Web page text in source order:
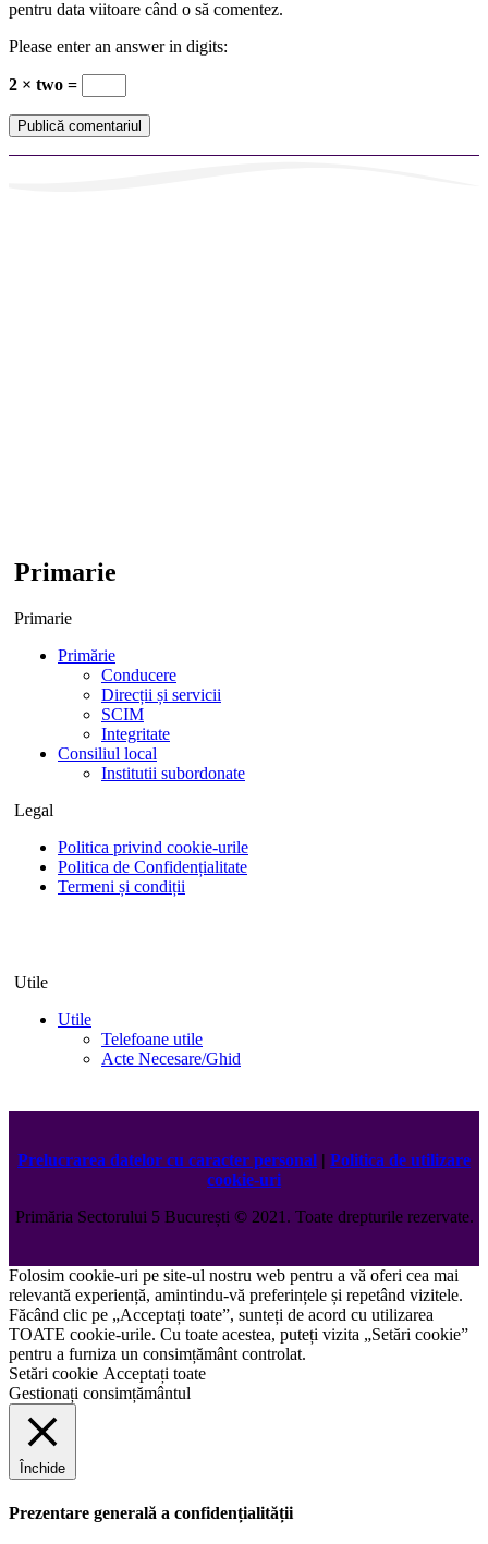
pentru data viitoare când o să comentez.
Please enter an answer in digits:
2 × two =
Primarie
Primarie
Primărie
Conducere
Direcții și servicii
SCIM
Integritate
Consiliul local
Institutii subordonate
Legal
Politica privind cookie-urile
Politica de Confidențialitate
Termeni și condiții
Utile
Utile
Telefoane utile
Acte Necesare/Ghid
Prelucrarea datelor cu caracter personal | Politica de utilizare
cookie-uri
Primăria Sectorului 5 București ©️2021. Toate drepturile rezervate.
Folosim cookie-uri pe site-ul nostru web pentru a vă oferi cea mai
relevantă experiență, amintindu-vă preferințele și repetând vizitele.
Făcând clic pe „Acceptați toate”, sunteți de acord cu utilizarea
TOATE cookie-urile. Cu toate acestea, puteți vizita „Setări cookie”
pentru a furniza un consimțământ controlat.
Setări cookie Acceptați toate
Gestionați consimțământul
Închide
Prezentare generală a confidențialității